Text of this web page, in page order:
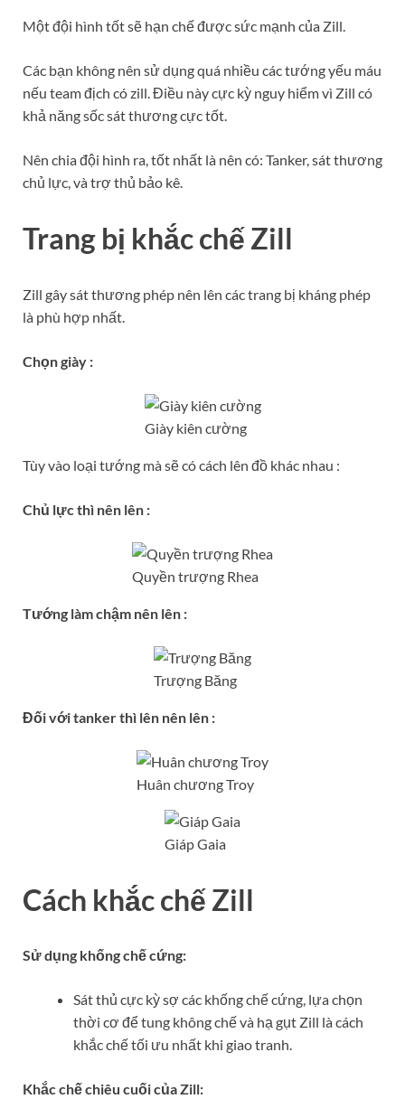
Một đội hình tốt sẽ hạn chế được sức mạnh của Zill.
Các bạn không nên sử dụng quá nhiều các tướng yếu máu
nếu team địch có zill. Điều này cực kỳ nguy hiểm vì Zill có
khả năng sốc sát thương cực tốt.
Nên chia đội hình ra, tốt nhất là nên có: Tanker, sát thương
chủ lực, và trợ thủ bảo kê.
Trang bị khắc chế Zill
Zill gây sát thương phép nên lên các trang bị kháng phép
là phù hợp nhất.
Chọn giày :
Giày kiên cường
Tùy vào loại tướng mà sẽ có cách lên đồ khác nhau :
Chủ lực thì nên lên :
Quyền trượng Rhea
Tướng làm chậm nên lên :
Trượng Băng
Đối với tanker thì lên nên lên :
Huân chương Troy
Giáp Gaia
Cách khắc chế Zill
Sử dụng khống chế cứng:
Sát thủ cực kỳ sợ các khống chế cứng, lựa chọn
thời cơ để tung không chế và hạ gụt Zill là cách
khắc chế tối ưu nhất khi giao tranh.
Khắc chế chiêu cuối của Zill: